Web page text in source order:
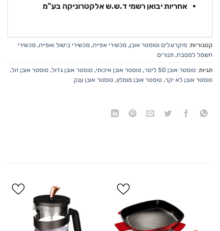
אחריות יבואן רשמי ד.ש.ש אלקטרוניקה בע"מ
קטגוריות: מיקרוגלים וטוסטר אובן, מכשירי אפייה, מכשירי בישול ואפייה, מכשירי
חשמל למטבח, תנורים
תגיות: טוסטר אובן 50 ליטר , טוסטר אובן איכותי, טוסטר אובן גדול, טוסטר אובן זול,
טוסטר אובן לא יקר, טוסטר אובן מומלץ, טוסטר אובן ענק
הוסף
ל
WISHLIST
WISHLIST